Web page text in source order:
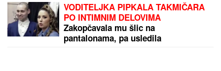
VODITELJKA PIPKALA TAKMIČARA
PO INTIMNIM DELOVIMA
Zakopčavala mu šlic na
pantalonama, pa usledila